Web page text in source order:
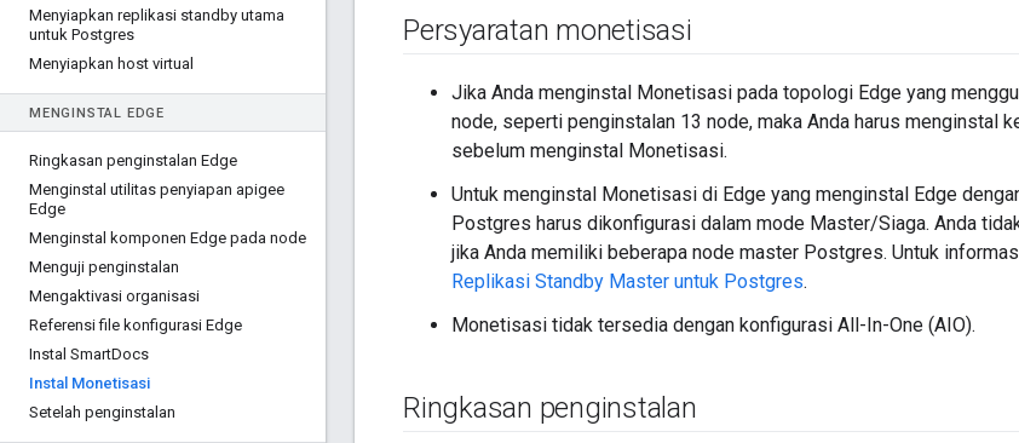
Menyiapkan replikasi standby utama
untuk Postgres
Menyiapkan host virtual
MENGINSTAL EDGE
Ringkasan penginstalan Edge
Menginstal utilitas penyiapan apigee
Edge
Menginstal komponen Edge pada node
Menguji penginstalan
Mengaktivasi organisasi
Referensi file konfigurasi Edge
Instal SmartDocs
Instal Monetisasi
Setelah penginstalan
Persyaratan monetisasi
Jika Anda menginstal Monetisasi pada topologi Edge yang
node, seperti penginstalan 13 node, maka Anda harus menginstal
sebelum menginstal Monetisasi.
Untuk menginstal Monetisasi di Edge yang menginstal Edge
Postgres harus dikonfigurasi dalam mode Master/Siaga. Anda
jika Anda memiliki beberapa node master Postgres. Untuk
Replikasi Standby Master untuk Postgres.
Monetisasi tidak tersedia dengan konfigurasi All-In-One (AIO).
Ringkasan penginstalan